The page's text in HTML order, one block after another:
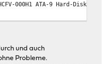
000H1 ATA-9 Hard-Disk
und auch
Probleme.